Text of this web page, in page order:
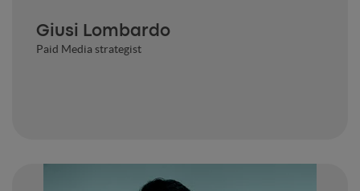
Giusi Lombardo
Paid Media strategist